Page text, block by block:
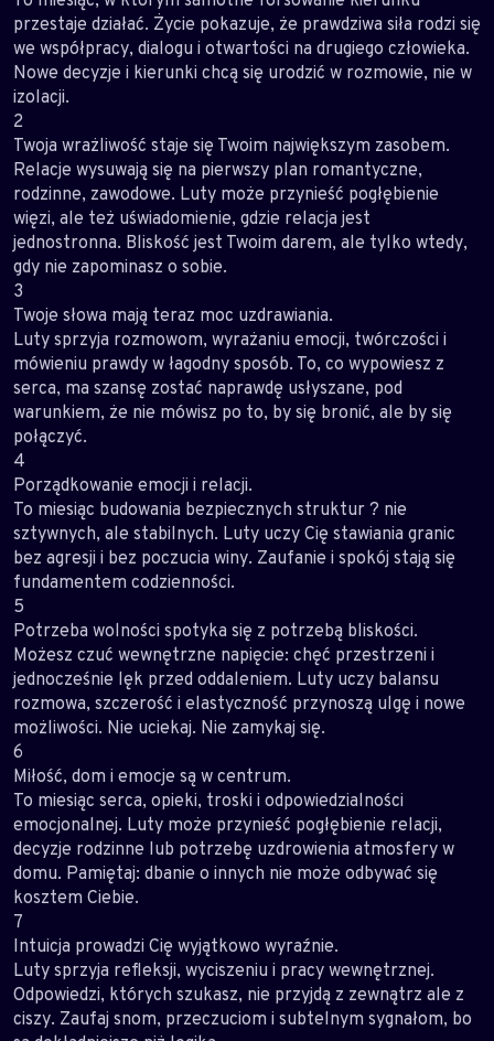
przestaje działać. Życie pokazuje, że prawdziwa siła rodzi się
we współpracy, dialogu i otwartości na drugiego człowieka.
Nowe decyzje i kierunki chcą się urodzić w rozmowie, nie w
izolacji.
2
Twoja wrażliwość staje się Twoim największym zasobem.
Relacje wysuwają się na pierwszy plan romantyczne,
rodzinne, zawodowe. Luty może przynieść pogłębienie
więzi, ale też uświadomienie, gdzie relacja jest
jednostronna. Bliskość jest Twoim darem, ale tylko wtedy,
gdy nie zapominasz o sobie.
3
Twoje słowa mają teraz moc uzdrawiania.
Luty sprzyja rozmowom, wyrażaniu emocji, twórczości i
mówieniu prawdy w łagodny sposób. To, co wypowiesz z
serca, ma szansę zostać naprawdę usłyszane, pod
warunkiem, że nie mówisz po to, by się bronić, ale by się
połączyć.
4
Porządkowanie emocji i relacji.
To miesiąc budowania bezpiecznych struktur ? nie
sztywnych, ale stabilnych. Luty uczy Cię stawiania granic
bez agresji i bez poczucia winy. Zaufanie i spokój stają się
fundamentem codzienności.
5
Potrzeba wolności spotyka się z potrzebą bliskości.
Możesz czuć wewnętrzne napięcie: chęć przestrzeni i
jednocześnie lęk przed oddaleniem. Luty uczy balansu
rozmowa, szczerość i elastyczność przynoszą ulgę i nowe
możliwości. Nie uciekaj. Nie zamykaj się.
6
Miłość, dom i emocje są w centrum.
To miesiąc serca, opieki, troski i odpowiedzialności
emocjonalnej. Luty może przynieść pogłębienie relacji,
decyzje rodzinne lub potrzebę uzdrowienia atmosfery w
domu. Pamiętaj: dbanie o innych nie może odbywać się
kosztem Ciebie.
7
Intuicja prowadzi Cię wyjątkowo wyraźnie.
Luty sprzyja refleksji, wyciszeniu i pracy wewnętrznej.
Odpowiedzi, których szukasz, nie przyjdą z zewnątrz ale z
ciszy. Zaufaj snom, przeczuciom i subtelnym sygnałom, bo